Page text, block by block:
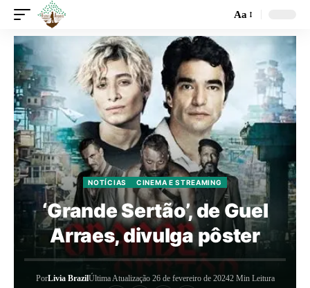
Aa
NOTÍCIAS CINEMA E STREAMING
‘Grande Sertão’, de Guel
Arraes, divulga pôster
PorLivia BrazilÚltima Atualização 26 de fevereiro de 20242 Min Leitura